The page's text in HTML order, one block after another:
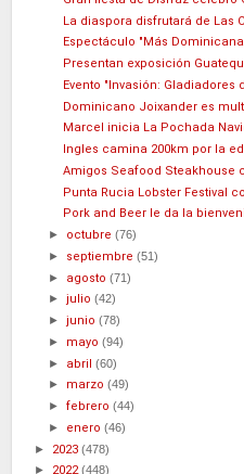
La diaspora disfrutará de Las
Espectáculo "Más
Presentan exposición
Evento "Invasión: Gladiadores
Dominicano Joixander es
Marcel inicia La Pochada
Ingles camina 200km por la
Amigos Seafood Steakhouse
Punta Rucia Lobster Festival
Pork and Beer le da la
► octubre(76)
► septiembre(51)
► agosto(71)
►julio(42)
►junio(78)
► mayo(94)
► abril(60)
► marzo(49)
►febrero(44)
► enero(46)
► 2023 (478)
► 2022(448)